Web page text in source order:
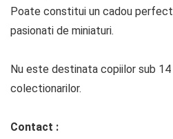
Poate constitui un cadou
pasionati de miniaturi.
Nu este destinata copiilor sub
colectionarilor.
Contact :